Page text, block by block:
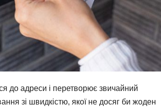
до адреси і перетворює звичайний
зі швидкістю, якої не досяг би жоден